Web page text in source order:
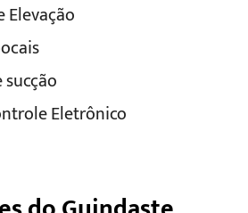
Elevação
Eletrônico